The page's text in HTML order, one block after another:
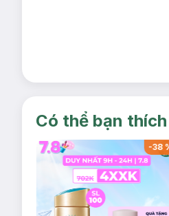
Có thể bạn thích
-38